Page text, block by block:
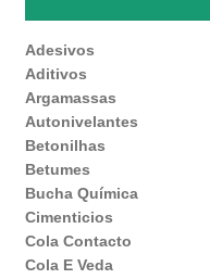
Adesivos
Aditivos
Argamassas
Autonivelantes
Betonilhas
Betumes
Bucha Química
Cimenticios
Cola Contacto
Cola E Veda